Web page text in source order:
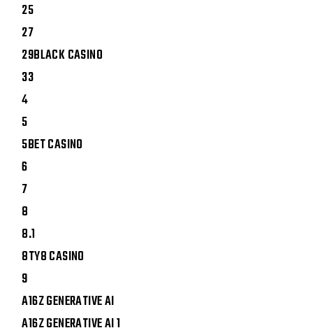
25
27
29BLACK CASINO
33
4
5
5BET CASINO
6
7
8
8.1
8TY8 CASINO
9
A16Z GENERATIVE AI
A16Z GENERATIVE AI 1